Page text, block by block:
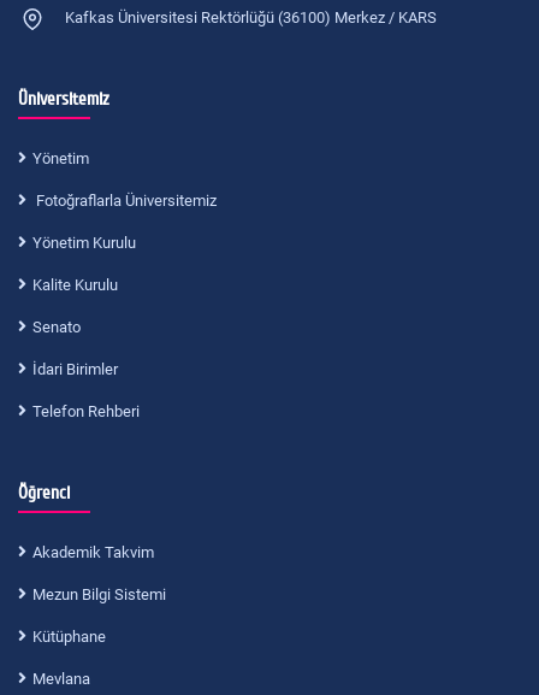
Kafkas Üniversitesi Rektörlüğü (36100) Merkez / KARS
Üniversitemiz
Yönetim
Fotoğraflarla Üniversitemiz
Yönetim Kurulu
Kalite Kurulu
Senato
İdari Birimler
Telefon Rehberi
Öğrenci
Akademik Takvim
Mezun Bilgi Sistemi
Kütüphane
Mevlana